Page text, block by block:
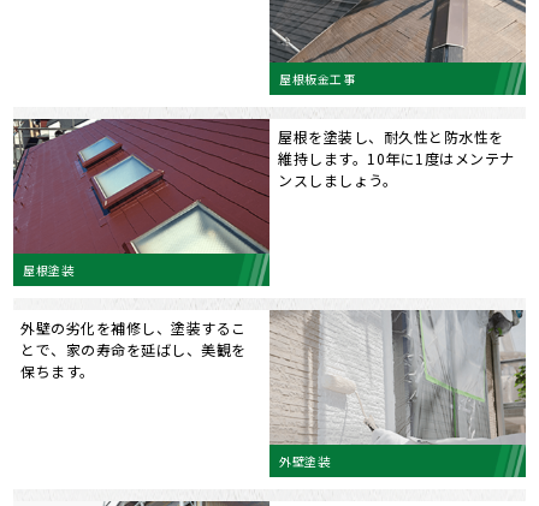
屋根板金工事
屋根塗装
屋根を塗装し、耐久性と防水性を
維持します。10年に1度はメンテナ
ンスしましょう。
外壁塗装
外壁の劣化を補修し、塗装するこ
とで、家の寿命を延ばし、美観を
保ちます。